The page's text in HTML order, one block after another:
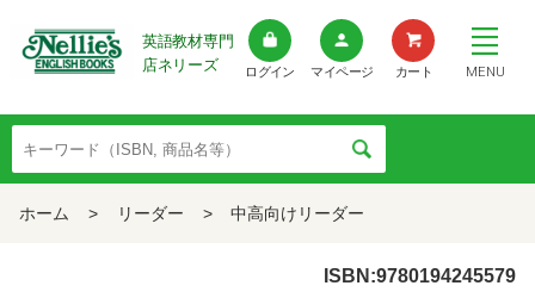
英語教材専門
店ネリーズ
ログイン マイページ カート MENU
ホーム > リーダー > 中高向けリーダー
ISBN:9780194245579